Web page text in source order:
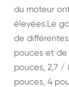
du moteur
élevées.Le
de
pouces et de
pouces, 2,7 /
pouces, 4